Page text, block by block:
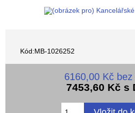
Kód:MB-1026252
6160,00 Kč bez
7453,60 Kč s